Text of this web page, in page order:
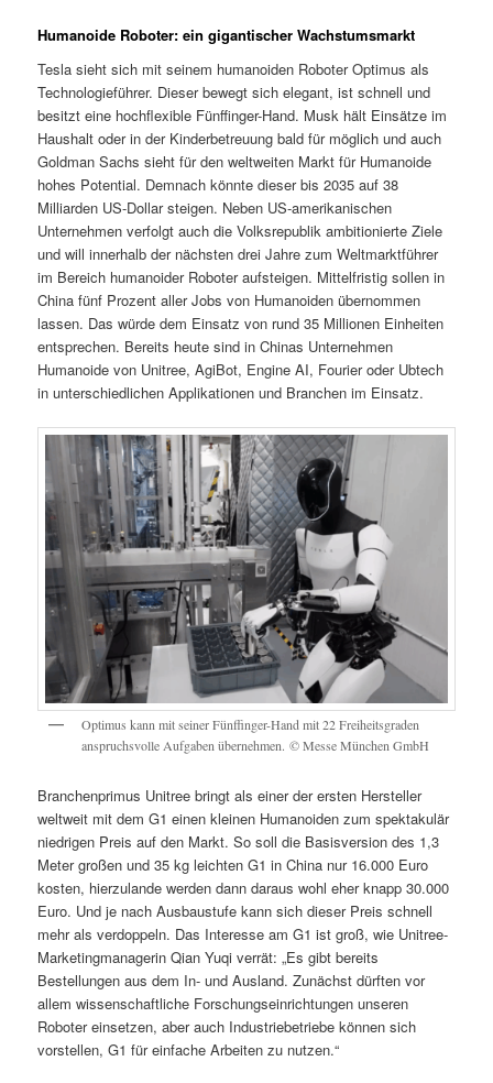
Humanoide Roboter: ein gigantischer Wachstumsmarkt
Tesla sieht sich mit seinem humanoiden Roboter Optimus als
Technologieführer. Dieser bewegt sich elegant, ist schnell und
besitzt eine hochflexible Fünffinger-Hand. Musk hält Einsätze im
Haushalt oder in der Kinderbetreuung bald für möglich und auch
Goldman Sachs sieht für den weltweiten Markt für Humanoide
hohes Potential. Demnach könnte dieser bis 2035 auf 38
Milliarden US-Dollar steigen. Neben US-amerikanischen
Unternehmen verfolgt auch die Volksrepublik ambitionierte Ziele
und will innerhalb der nächsten drei Jahre zum Weltmarktführer
im Bereich humanoider Roboter aufsteigen. Mittelfristig sollen in
China fünf Prozent aller Jobs von Humanoiden übernommen
lassen. Das würde dem Einsatz von rund 35 Millionen Einheiten
entsprechen. Bereits heute sind in Chinas Unternehmen
Humanoide von Unitree, AgiBot, Engine AI, Fourier oder Ubtech
in unterschiedlichen Applikationen und Branchen im Einsatz.
Optimus kann mit seiner Fünffinger-Hand mit 22 Freiheitsgraden
anspruchsvolle Aufgaben übernehmen. © Messe München GmbH
Branchenprimus Unitree bringt als einer der ersten Hersteller
weltweit mit dem G1 einen kleinen Humanoiden zum spektakulär
niedrigen Preis auf den Markt. So soll die Basisversion des 1,3
Meter großen und 35 kg leichten G1 in China nur 16.000 Euro
kosten, hierzulande werden dann daraus wohl eher knapp 30.000
Euro. Und je nach Ausbaustufe kann sich dieser Preis schnell
mehr als verdoppeln. Das Interesse am G1 ist groß, wie Unitree-
Marketingmanagerin Qian Yuqi verrät: „Es gibt bereits
Bestellungen aus dem In- und Ausland. Zunächst dürften vor
allem wissenschaftliche Forschungseinrichtungen unseren
Roboter einsetzen, aber auch Industriebetriebe können sich
vorstellen, G1 für einfache Arbeiten zu nutzen.“